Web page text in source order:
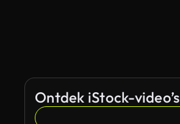
Ontdek iStock-video’s